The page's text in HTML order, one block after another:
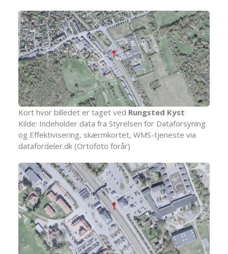
Kort hvor billedet er taget ved Rungsted Kyst
Kilde: Indeholder data fra Styrelsen for Dataforsyning
og Effektivisering, skærmkortet, WMS-tjeneste via
datafordeler.dk (Ortofoto forår)